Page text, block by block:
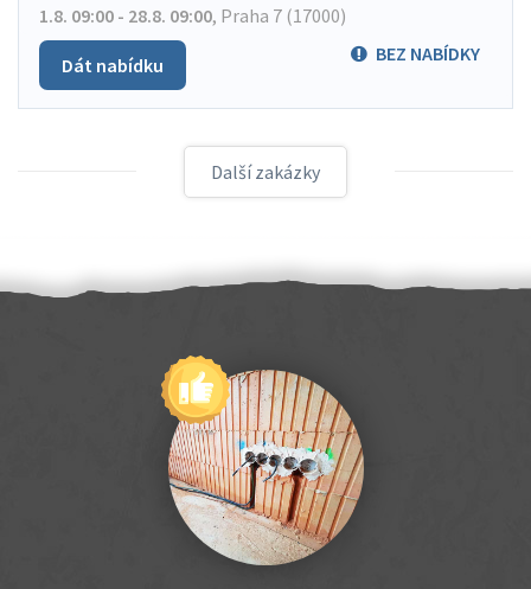
1.8. 09:00 - 28.8. 09:00, Praha 7 (17000)
BEZ NABÍDKY
Dát nabídku
Další zakázky